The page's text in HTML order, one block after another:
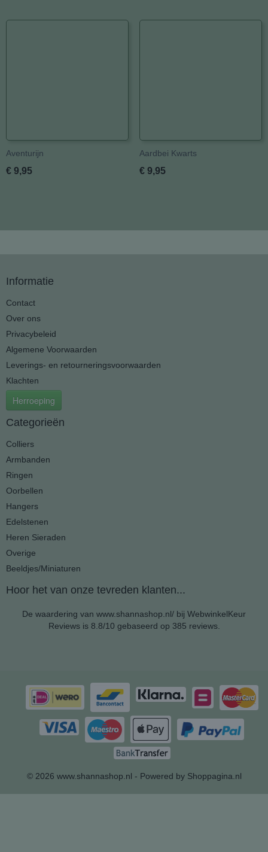
Aventurijn
€ 9,95
Aardbei Kwarts
€ 9,95
Informatie
Contact
Over ons
Privacybeleid
Algemene Voorwaarden
Leverings- en retourneringsvoorwaarden
Klachten
Herroeping
Categorieën
Colliers
Armbanden
Ringen
Oorbellen
Hangers
Edelstenen
Heren Sieraden
Overige
Beeldjes/Miniaturen
Hoor het van onze tevreden klanten...
De waardering van www.shannashop.nl/ bij WebwinkelKeur
Reviewsis 8.8/10 gebaseerd op 385 reviews.
© 2026 www.shannashop.nl - Powered by Shoppagina.nl